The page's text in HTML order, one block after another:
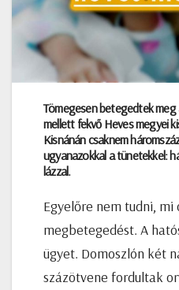
Tömegesen betegedtek meg
mellett fekvő Heves megyei
Kisnánán csaknem
ugyanazokkal a tünetekkel:
lázzal.
Egyelőre nem tudni,
megbetegedést. A
ügyet. Domoszlón két
százötvene fordultak